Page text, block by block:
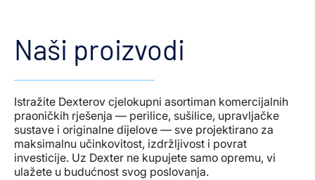
Naši proizvodi
Istražite Dexterov cjelokupni asortiman komercijalnih
praoničkih rješenja — perilice, sušilice, upravljačke
sustave i originalne dijelove — sve projektirano za
maksimalnu učinkovitost, izdržljivost i povrat
investicije. Uz Dexter ne kupujete samo opremu, vi
ulažete u budućnost svog poslovanja.